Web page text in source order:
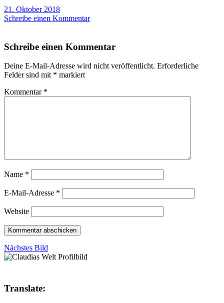
21. Oktober 2018
Schreibe einen Kommentar
Schreibe einen Kommentar
Deine E-Mail-Adresse wird nicht veröffentlicht. Erforderliche
Felder sind mit * markiert
Kommentar *
Name *
E-Mail-Adresse *
Website
Nächstes Bild
Translate: